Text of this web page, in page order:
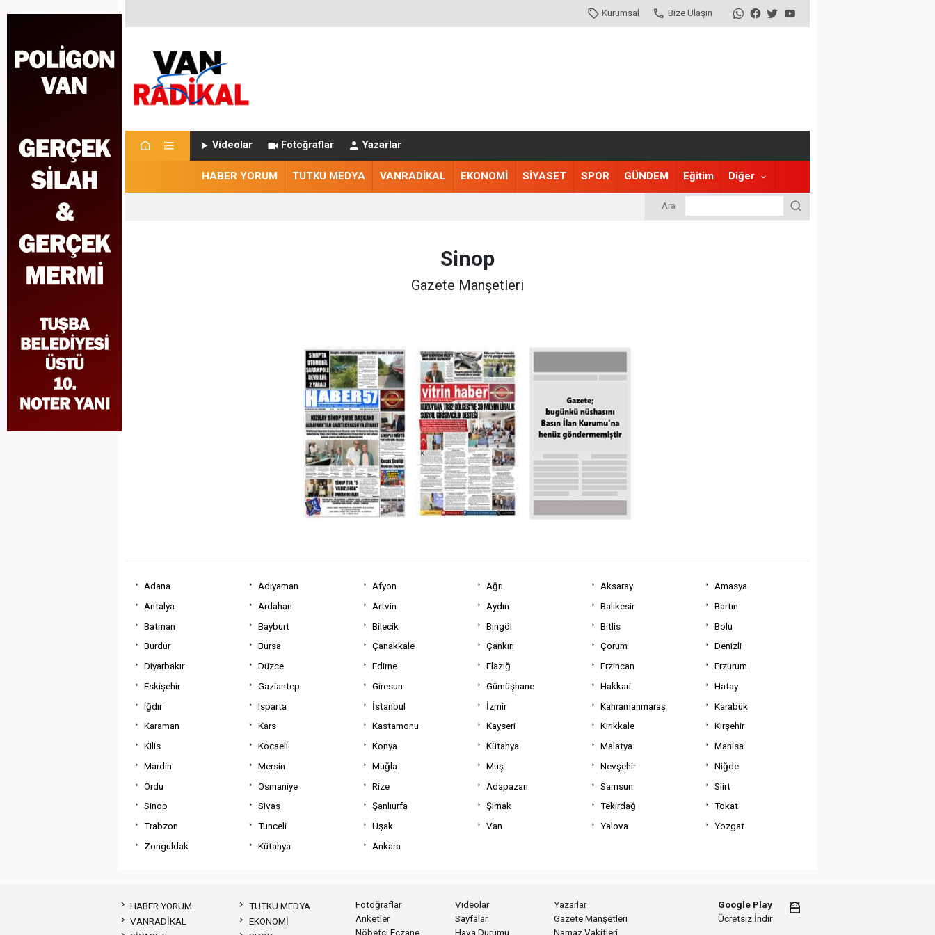
Kurumsal Bize Ulaşın
Videolar Fotoğraflar Yazarlar
HABER YORUM TUTKU MEDYA VANRADİKAL EKONOMİ SİYASET SPOR GÜNDEM Eğitim Diğer
Ara
Sinop
Gazete Manşetleri
Adana Adıyaman Afyon Ağrı Aksaray
Amasya
Antalya
Ardahan Artvin Aydın Balıkesir
Bartın
Batman
Bayburt Bilecik Bingöl Bitlis
Bolu
Burdur
Bursa Çanakkale Çankırı Çorum
Denizli
Diyarbakır
Düzce Edirne Elazığ Erzincan
Erzurum
Eskişehir
Gaziantep Giresun Gümüşhane Hakkari
Hatay
Iğdır
Isparta İstanbul İzmir Kahramanmaraş
Karabük
Karaman
Kars Kastamonu Kayseri Kırıkkale
Kırşehir
Kilis
Kocaeli Konya Kütahya Malatya
Manisa
Mardin
Mersin Muğla Muş Nevşehir
Niğde
Ordu
Osmaniye Rize Adapazarı Samsun
Siirt
Sinop
Sivas Şanlıurfa Şırnak Tekirdağ
Tokat
Trabzon
Tunceli Uşak Van Yalova
Yozgat
Zonguldak
Kütahya Ankara
HABER YORUM
TUTKU MEDYA
VANRADİKAL
EKONOMİ
Fotoğraflar Videolar
Yazarlar
Anketler
Sayfalar
Gazete Manşetleri
Nöbetçi Eczane
Hava Durumu Namaz Vakitleri
Google Play
Ücretsiz İndir